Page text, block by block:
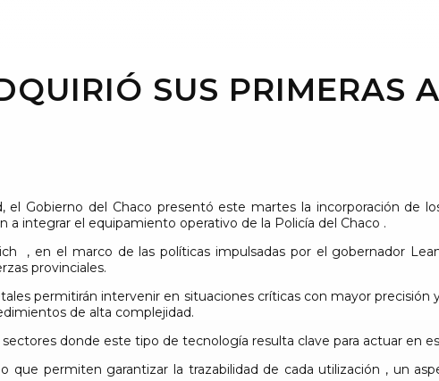
SUS PRIMERAS
Gobierno del Chaco presentó este martes la incorporación de
a integrar el equipamiento operativo de la Policía del Chaco .
, en el marco de las políticas impulsadas por el gobernador
provinciales.
permitirán intervenir en situaciones críticas con mayor
de alta complejidad.
donde este tipo de tecnología resulta clave para actuar en
permiten garantizar la trazabilidad de cada utilización , un